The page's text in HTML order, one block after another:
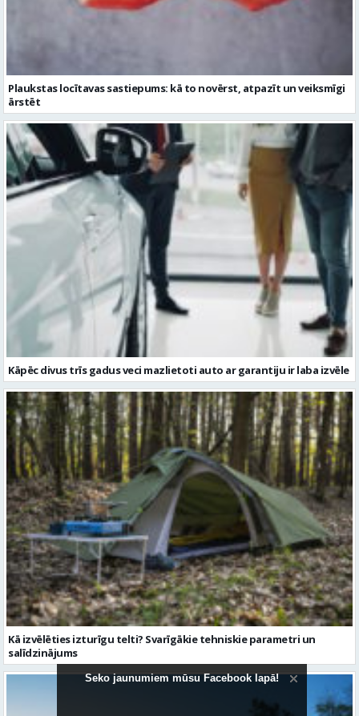
Plaukstas locītavas sastiepums: kā to novērst, atpazīt un veiksmīgi
ārstēt
Kāpēc divus trīs gadus veci mazlietoti auto ar garantiju ir laba izvēle
Kā izvēlēties izturīgu telti? Svarīgākie tehniskie parametri un
salīdzinājums
Seko jaunumiem mūsu Facebook lapā!